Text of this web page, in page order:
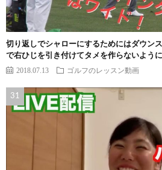
切り返しでシャローにするためにはダウン
で右ひじを引き付けてタメを作らないよう
2018.07.13 ゴルフのレッスン動画